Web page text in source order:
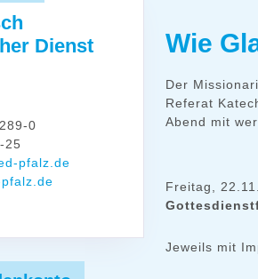
Dienst
0
25
pfalz.de
Wie
Der
Referat
Abend mit
Freitag,
Jeweils mit